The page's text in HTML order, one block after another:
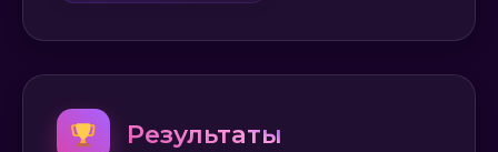
Результаты